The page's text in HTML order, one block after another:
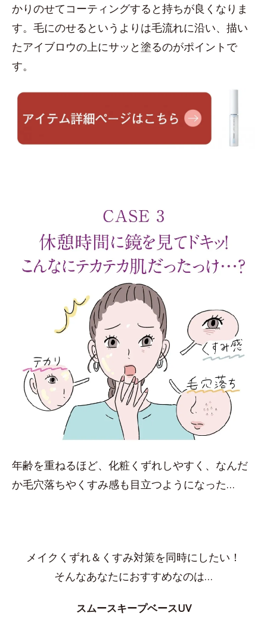
かりのせてコーティングすると持ちが良くなりま
す。毛にのせるというよりは毛流れに沿い、描い
たアイブロウの上にサッと塗るのがポイントで
す。
年齢を重ねるほど、化粧くずれしやすく、なんだ
か毛穴落ちやくすみ感も目立つようになった…
メイクくずれ＆くすみ対策を同時にしたい！
そんなあなたにおすすめなのは…
スムースキープベースUV